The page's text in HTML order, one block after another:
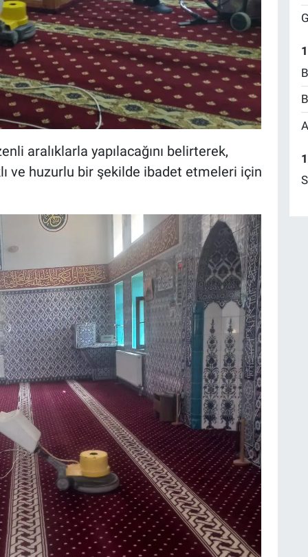
aralıklarla yapılacağını belirterek,
ve huzurlu bir şekilde ibadet etmeleri için